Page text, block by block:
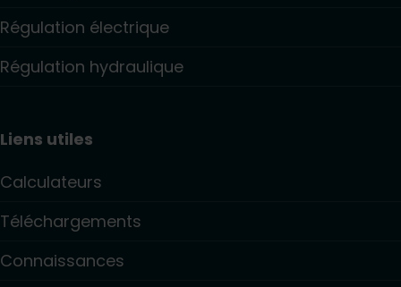
Régulation électrique
Régulation hydraulique
Liens utiles
Calculateurs
Téléchargements
Connaissances